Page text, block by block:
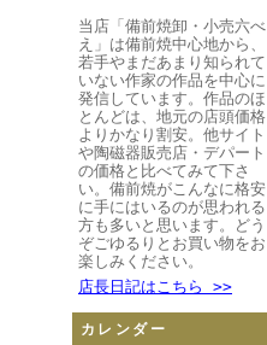
当店「備前焼卸・小売六べ
え」は備前焼中心地から、
若手やまだあまり知られて
いない作家の作品を中心に
発信しています。作品のほ
とんどは、地元の店頭価格
よりかなり割安。他サイト
や陶磁器販売店・デパート
の価格と比べてみて下さ
い。備前焼がこんなに格安
に手にはいるのが思われる
方も多いと思います。どう
ぞごゆるりとお買い物をお
楽しみください。
店長日記はこちら >>
カレンダー